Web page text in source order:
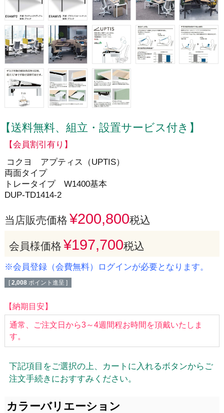
【送料無料、組立・設置サービス付き】
【会員割引有り】
コクヨ アプティス（UPTIS）
両面タイプ
トレータイプ W1400基本
DUP-TD1414-2
当店販売価格 ¥200,800税込
会員様価格 ¥197,700税込
※会員登録（会費無料）ログインが必要となります。
[ 2,008 ポイント進呈 ]
【納期目安】
通常、ご注文日から3～4週間程お時間を頂戴いたしま
す。
下記項目をご選択の上、カートに入れるボタンからご
注文手続きにおすすみください。
カラーバリエーション